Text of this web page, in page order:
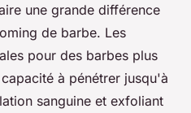
une grande différence
de barbe. Les
pour des barbes plus
à pénétrer jusqu'à
sanguine et exfoliant